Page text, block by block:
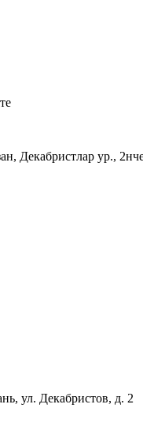
Декабристлар ур.,
ул. Декабристов, д. 2